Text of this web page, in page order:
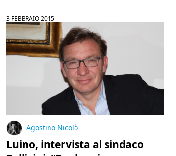
3 FEBBRAIO 2015
Agostino Nicolò
Luino, intervista al sindaco